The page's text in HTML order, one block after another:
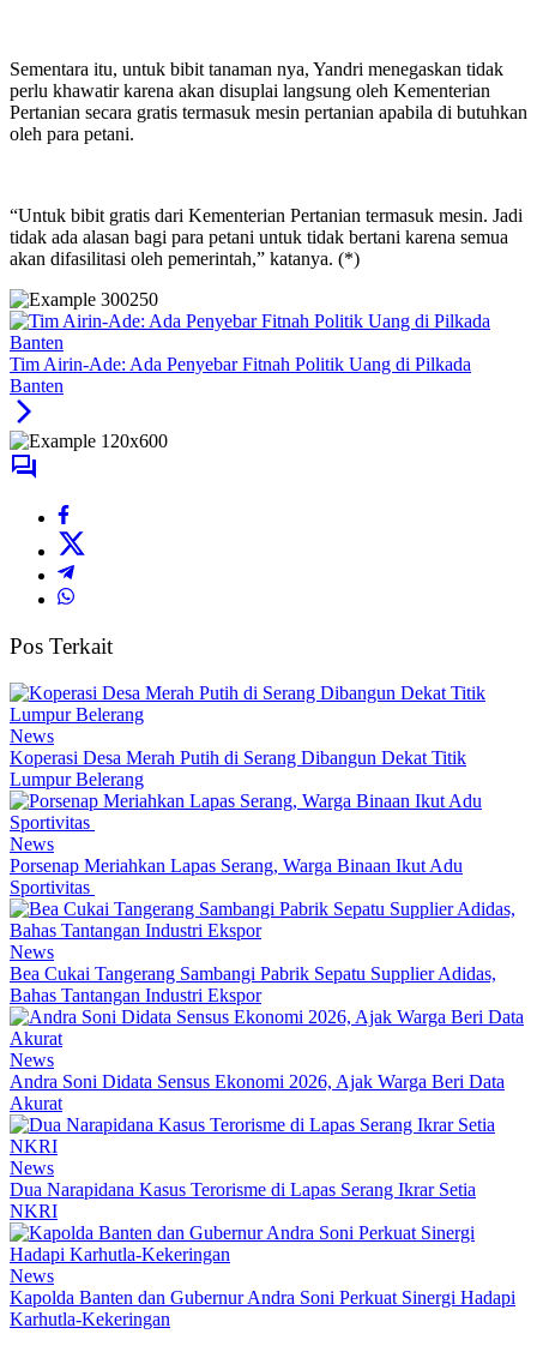
Sementara itu, untuk bibit tanaman nya, Yandri menegaskan tidak
perlu khawatir karena akan disuplai langsung oleh Kementerian
Pertanian secara gratis termasuk mesin pertanian apabila di butuhkan
oleh para petani.
“Untuk bibit gratis dari Kementerian Pertanian termasuk mesin. Jadi
tidak ada alasan bagi para petani untuk tidak bertani karena semua
akan difasilitasi oleh pemerintah,” katanya. (*)
Tim Airin-Ade: Ada Penyebar Fitnah Politik Uang di Pilkada
Banten
Pos Terkait
News
Koperasi Desa Merah Putih di Serang Dibangun Dekat Titik
Lumpur Belerang
News
Porsenap Meriahkan Lapas Serang, Warga Binaan Ikut Adu
Sportivitas
News
Bea Cukai Tangerang Sambangi Pabrik Sepatu Supplier Adidas,
Bahas Tantangan Industri Ekspor
News
Andra Soni Didata Sensus Ekonomi 2026, Ajak Warga Beri Data
Akurat
News
Dua Narapidana Kasus Terorisme di Lapas Serang Ikrar Setia
NKRI
News
Kapolda Banten dan Gubernur Andra Soni Perkuat Sinergi Hadapi
Karhutla-Kekeringan